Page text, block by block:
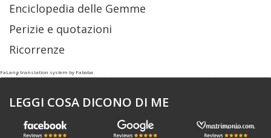
Enciclopedia delle Gemme
Perizie e quotazioni
Ricorrenze
FaLang translation system by Faboba
LEGGI COSA DICONO DI ME